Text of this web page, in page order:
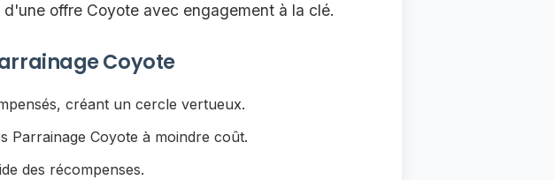
offre Coyote avec engagement à la clé.
Coyote
créant un cercle vertueux.
Parrainage Coyote à moindre coût.
des récompenses.